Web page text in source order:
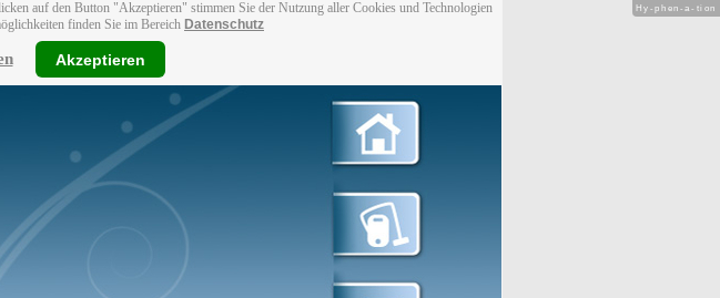
auf den Button "Akzeptieren" stimmen Sie der Nutzung aller Cookies und Technologien
finden Sie im Bereich Datenschutz
Akzeptieren
Hy-phen-a-tion